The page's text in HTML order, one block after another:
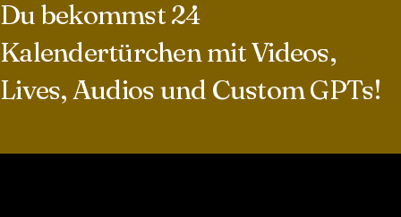
Du bekommst 24
Kalendertürchen mit Videos,
Lives, Audios und Custom GPTs!